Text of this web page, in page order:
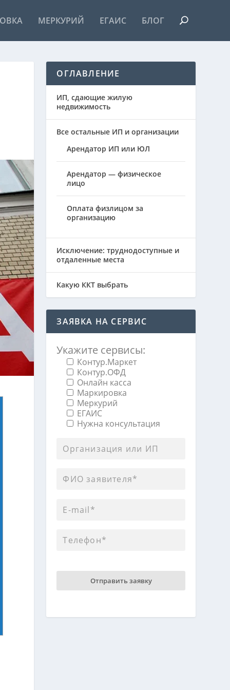
МЕРКУРИЙ ЕГАИС БЛОГ
ОГЛАВЛЕНИЕ
ИП, сдающие жилую
недвижимость
Все остальные ИП и организации
Арендатор ИП или ЮЛ
Арендатор — физическое
лицо
Оплата физлицом за
организацию
Исключение: труднодоступные и
отдаленные места
Какую ККТ выбрать
ЗАЯВКА НА СЕРВИС
Укажите сервисы:
Контур.Маркет
Контур.ОФД
Онлайн касса
Маркировка
Меркурий
ЕГАИС
Нужна консультация